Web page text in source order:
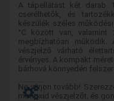
A tápellátást két darab
cserélhetők, és
készülék széles
°C között van, valamint
megbízhatóan működik.
vészjelző várható
érvényes. A kompakt
bárhová könnyedén
Ne várjon tovább!
monoxid vészjelzőt, és